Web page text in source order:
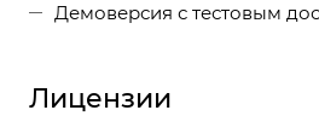
Демоверсия с тестовым
Лицензии